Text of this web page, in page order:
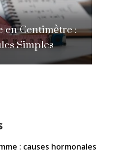
Centimètre :
Simples
: causes hormonales